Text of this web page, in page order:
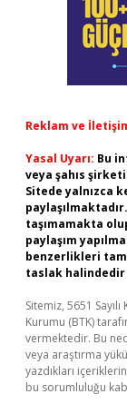
Reklam ve
Yasal Uyarı: Bu
veya şahıs
Sitede yalnızca
taşımamakta
paylaşım
benzerlikleri
taslak halindedir
Sitemiz, 5651
Kurumu (BTK)
vermektedir. Bu
veya araştırma
yazdıkları
bu sorumluluğu